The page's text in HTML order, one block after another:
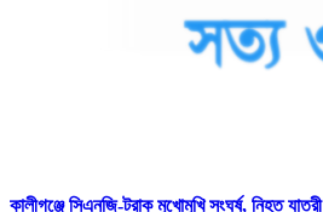
কালীগঞ্জে সিএনজি-ট্রাক মুখোমুখি সংঘর্ষ, নিহত যাত্রী